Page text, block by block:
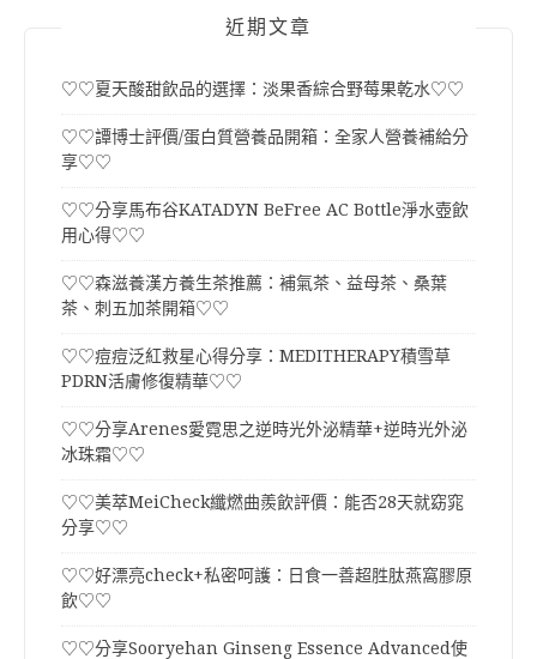
近期文章
♡♡夏天酸甜飲品的選擇：淡果香綜合野莓果乾水♡♡
♡♡譚博士評價/蛋白質營養品開箱：全家人營養補給分
享♡♡
♡♡分享馬布谷KATADYN BeFree AC Bottle淨水壺飲
用心得♡♡
♡♡森滋養漢方養生茶推薦：補氣茶、益母茶、桑葉
茶、刺五加茶開箱♡♡
♡♡痘痘泛紅救星心得分享：MEDITHERAPY積雪草
PDRN活膚修復精華♡♡
♡♡分享Arenes愛霓思之逆時光外泌精華+逆時光外泌
冰珠霜♡♡
♡♡美萃MeiCheck纖燃曲羨飲評價：能否28天就窈窕
分享♡♡
♡♡好漂亮check+私密呵護：日食一善超胜肽燕窩膠原
飲♡♡
♡♡分享Sooryehan Ginseng Essence Advanced使